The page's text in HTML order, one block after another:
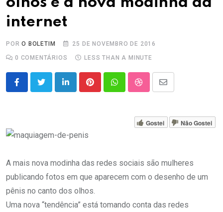
internet
PORO BOLETIM
25 DE NOVEMBRO DE 2016
0 COMENTÁRIOS LESS THAN A MINUTE
LinkedInPinterestWhatsappStumbleUpon
Share
Email
Gostei Não Gostei
A mais nova modinha das redes sociais são mulheres
publicando fotos em que aparecem com o desenho de um
pênis no canto dos olhos.
Uma nova “tendência” está tomando conta das redes